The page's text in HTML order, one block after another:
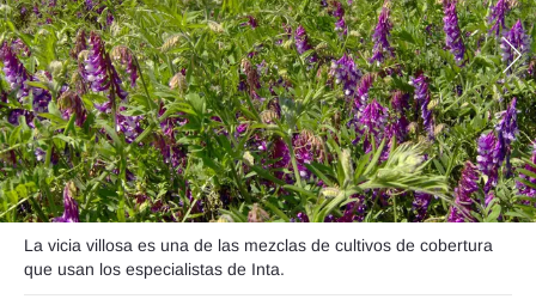
Seguinos
La vicia villosa es una de las mezclas de cultivos de cobertura
que usan los especialistas de Inta.